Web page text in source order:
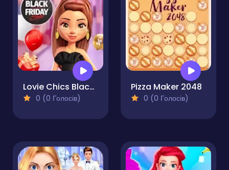
Lovie Chics Black Friday Shopping
0 (0 Голосів)
Pizza Maker 2048
0 (0 Голосів)